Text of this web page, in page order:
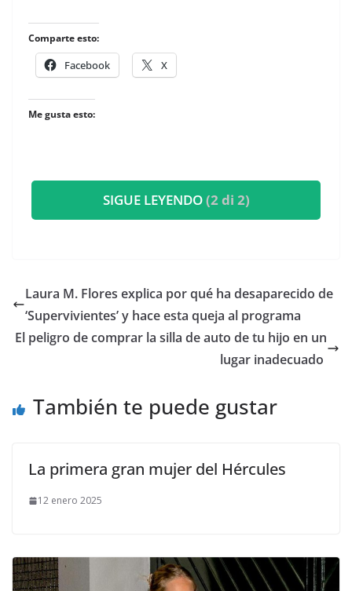
Comparte esto:
Facebook X
Me gusta esto:
SIGUE LEYENDO(2 di 2)
​Laura M. Flores explica por qué ha desaparecido de
‘Supervivientes’ y hace esta queja al programa
​El peligro de comprar la silla de auto de tu hijo en un
lugar inadecuado
También te puede gustar
La primera gran mujer del Hércules
12 enero 2025